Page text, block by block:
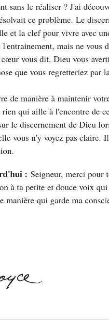
sans le réaliser ? J'ai
ce problème. Le
et la clef pour vivre avec
l'entrainement, mais ne vous
vous dit. Dieu vous
que vous regretteriez par
de manière à maintenir
qui aille à l'encontre de
le discernement de Dieu
vous n'y voyez pas claire.
hui : Seigneur, merci pour
à ta petite et douce voix
manière qui garde ma